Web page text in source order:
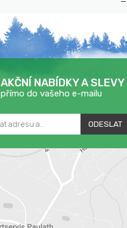
AKČNÍ NABÍDKY A SLEVY
přímo do vašeho e-mailu
ODESLAT